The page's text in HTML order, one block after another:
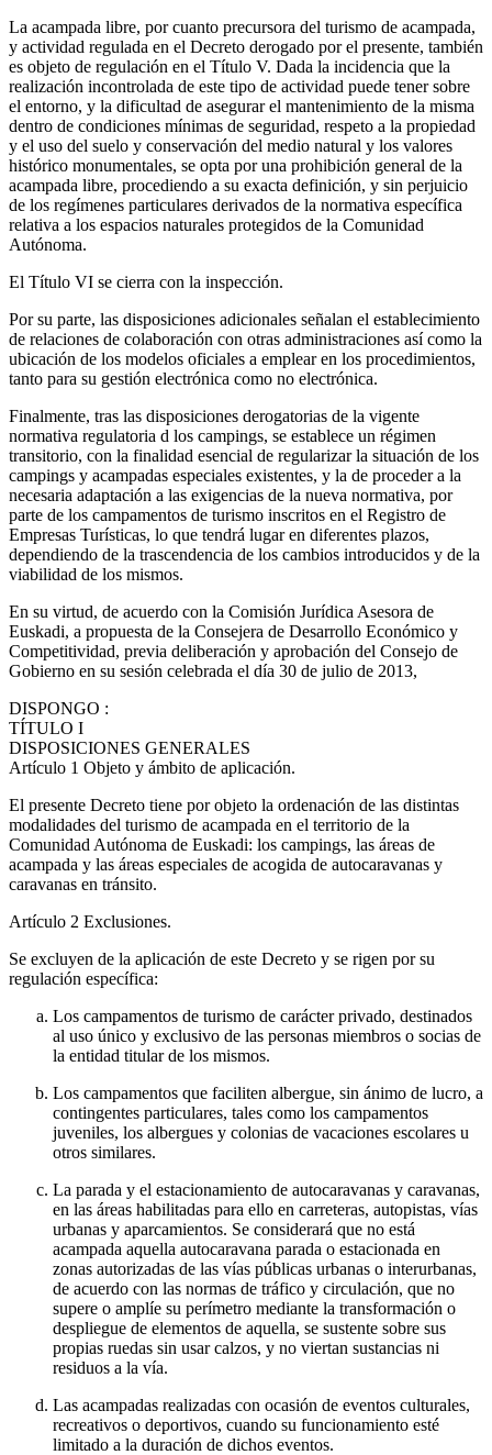
La acampada libre, por cuanto precursora del turismo de acampada,
y actividad regulada en el Decreto derogado por el presente, también
es objeto de regulación en el Título V. Dada la incidencia que la
realización incontrolada de este tipo de actividad puede tener sobre
el entorno, y la dificultad de asegurar el mantenimiento de la misma
dentro de condiciones mínimas de seguridad, respeto a la propiedad
y el uso del suelo y conservación del medio natural y los valores
histórico monumentales, se opta por una prohibición general de la
acampada libre, procediendo a su exacta definición, y sin perjuicio
de los regímenes particulares derivados de la normativa específica
relativa a los espacios naturales protegidos de la Comunidad
Autónoma.
El Título VI se cierra con la inspección.
Por su parte, las disposiciones adicionales señalan el establecimiento
de relaciones de colaboración con otras administraciones así como la
ubicación de los modelos oficiales a emplear en los procedimientos,
tanto para su gestión electrónica como no electrónica.
Finalmente, tras las disposiciones derogatorias de la vigente
normativa regulatoria d los campings, se establece un régimen
transitorio, con la finalidad esencial de regularizar la situación de los
campings y acampadas especiales existentes, y la de proceder a la
necesaria adaptación a las exigencias de la nueva normativa, por
parte de los campamentos de turismo inscritos en el Registro de
Empresas Turísticas, lo que tendrá lugar en diferentes plazos,
dependiendo de la trascendencia de los cambios introducidos y de la
viabilidad de los mismos.
En su virtud, de acuerdo con la Comisión Jurídica Asesora de
Euskadi, a propuesta de la Consejera de Desarrollo Económico y
Competitividad, previa deliberación y aprobación del Consejo de
Gobierno en su sesión celebrada el día 30 de julio de 2013,
DISPONGO :
TÍTULO I
DISPOSICIONES GENERALES
Artículo 1 Objeto y ámbito de aplicación.
El presente Decreto tiene por objeto la ordenación de las distintas
modalidades del turismo de acampada en el territorio de la
Comunidad Autónoma de Euskadi: los campings, las áreas de
acampada y las áreas especiales de acogida de autocaravanas y
caravanas en tránsito.
Artículo 2 Exclusiones.
Se excluyen de la aplicación de este Decreto y se rigen por su
regulación específica:
Los campamentos de turismo de carácter privado, destinados
al uso único y exclusivo de las personas miembros o socias de
la entidad titular de los mismos.
Los campamentos que faciliten albergue, sin ánimo de lucro, a
contingentes particulares, tales como los campamentos
juveniles, los albergues y colonias de vacaciones escolares u
otros similares.
La parada y el estacionamiento de autocaravanas y caravanas,
en las áreas habilitadas para ello en carreteras, autopistas, vías
urbanas y aparcamientos. Se considerará que no está
acampada aquella autocaravana parada o estacionada en
zonas autorizadas de las vías públicas urbanas o interurbanas,
de acuerdo con las normas de tráfico y circulación, que no
supere o amplíe su perímetro mediante la transformación o
despliegue de elementos de aquella, se sustente sobre sus
propias ruedas sin usar calzos, y no viertan sustancias ni
residuos a la vía.
Las acampadas realizadas con ocasión de eventos culturales,
recreativos o deportivos, cuando su funcionamiento esté
limitado a la duración de dichos eventos.